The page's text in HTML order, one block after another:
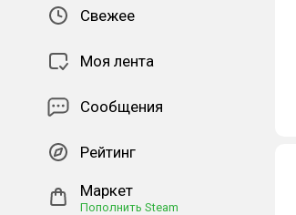
Свежее
Моя лента
Сообщения
Рейтинг
Маркет
Пополнить Steam